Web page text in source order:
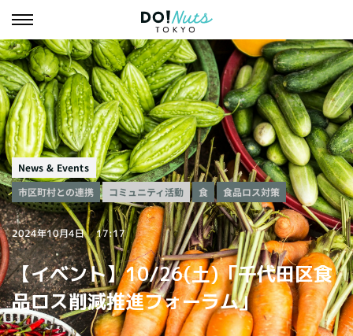
News & Events
市区町村との連携 コミュニティ活動 食 食品ロス対策
2024年10月4日 17:17
【イベント】10/26(土)「千代田区食
品ロス削減推進フォーラム」